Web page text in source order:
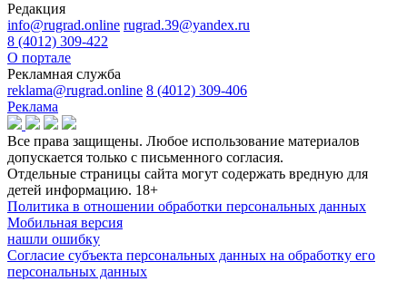
Редакция
info@rugrad.online rugrad.39@yandex.ru
8 (4012) 309-422
О портале
Рекламная служба
reklama@rugrad.online 8 (4012) 309-406
Реклама
Все права защищены. Любое использование материалов
допускается только с письменного согласия.
Отдельные страницы сайта могут содержать вредную для
детей информацию. 18+
Политика в отношении обработки персональных данных
Мобильная версия
нашли ошибку
Согласие субъекта персональных данных на обработку его
персональных данных